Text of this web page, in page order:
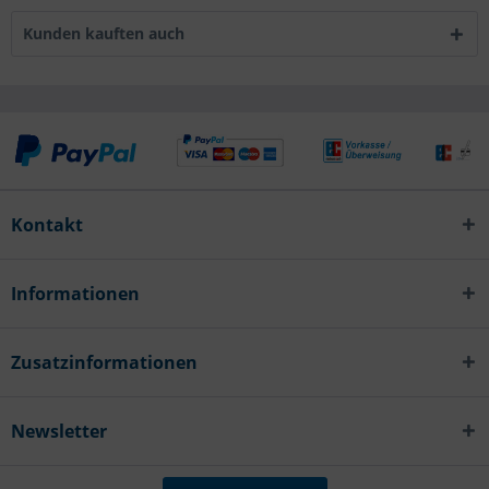
Kunden kauften auch
Kontakt
Informationen
Zusatzinformationen
Newsletter